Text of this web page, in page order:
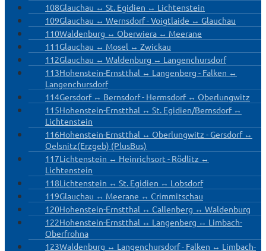
108Glauchau ↔ St. Egidien ↔ Lichtenstein
109Glauchau ↔ Wernsdorf - Voigtlaide ↔ Glauchau
110Waldenburg ↔ Oberwiera ↔ Meerane
111Glauchau ↔ Mosel ↔ Zwickau
112Glauchau ↔ Waldenburg ↔ Langenchursdorf
113Hohenstein-Ernstthal ↔ Langenberg - Falken ↔
Langenchursdorf
114Gersdorf ↔ Bernsdorf - Hermsdorf ↔ Oberlungwitz
115Hohenstein-Ernstthal ↔ St. Egidien/Bernsdorf ↔
Lichtenstein
116Hohenstein-Ernstthal ↔ Oberlungwitz - Gersdorf ↔
Oelsnitz(Erzgeb) (PlusBus)
117Lichtenstein ↔ Heinrichsort - Rödlitz ↔
Lichtenstein
118Lichtenstein ↔ St. Egidien ↔ Lobsdorf
119Glauchau ↔ Meerane ↔ Crimmitschau
120Hohenstein-Ernstthal ↔ Callenberg ↔ Waldenburg
122Hohenstein-Ernstthal ↔ Langenberg ↔ Limbach-
Oberfrohna
123Waldenburg ↔ Langenchursdorf - Falken ↔ Limbach-